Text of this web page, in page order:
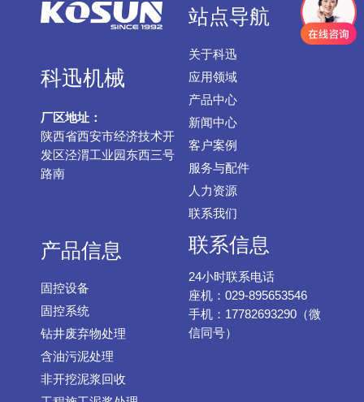
科迅机械
厂区地址：
陕西省西安市经济技术开
发区泾渭工业园东西三号
路南
站点导航
关于科迅
应用领域
产品中心
新闻中心
客户案例
服务与配件
人力资源
联系我们
产品信息
固控设备
固控系统
钻井废弃物处理
含油污泥处理
非开挖泥浆回收
联系信息
24小时联系电话
座机：029-895653546
手机：17782693290（微
信同号）